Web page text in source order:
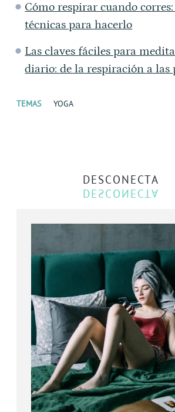
Cómo respirar cuando
técnicas para hacerlo
Las claves fáciles para
diario: de la respiración a las
TEMAS YOGA
DESCONECTA